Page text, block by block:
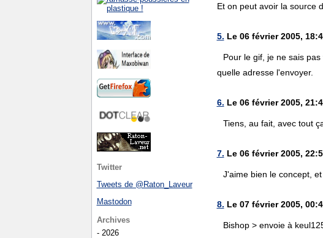
Et on peut avoir la source
5. Le 06 février 2005,
Pour le gif, je ne sais
quelle adresse l'envoyer.
6. Le 06 février 2005,
Tiens, au fait, avec tout
7. Le 06 février 2005,
J'aime bien le concept,
8. Le 07 février 2005,
Bishop > envoie à
Twitter
Tweets de @Raton_Laveur
Mastodon
Archives
- 2026